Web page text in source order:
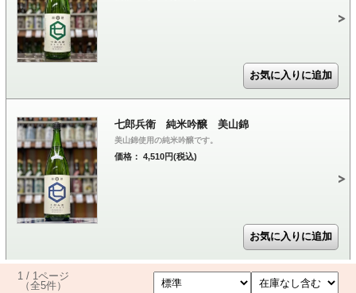
七郎兵衛 純米吟醸 美山錦
美山錦使用の純米吟醸です。
価格： 4,510円(税込)
1 / 1ページ
（全5件）